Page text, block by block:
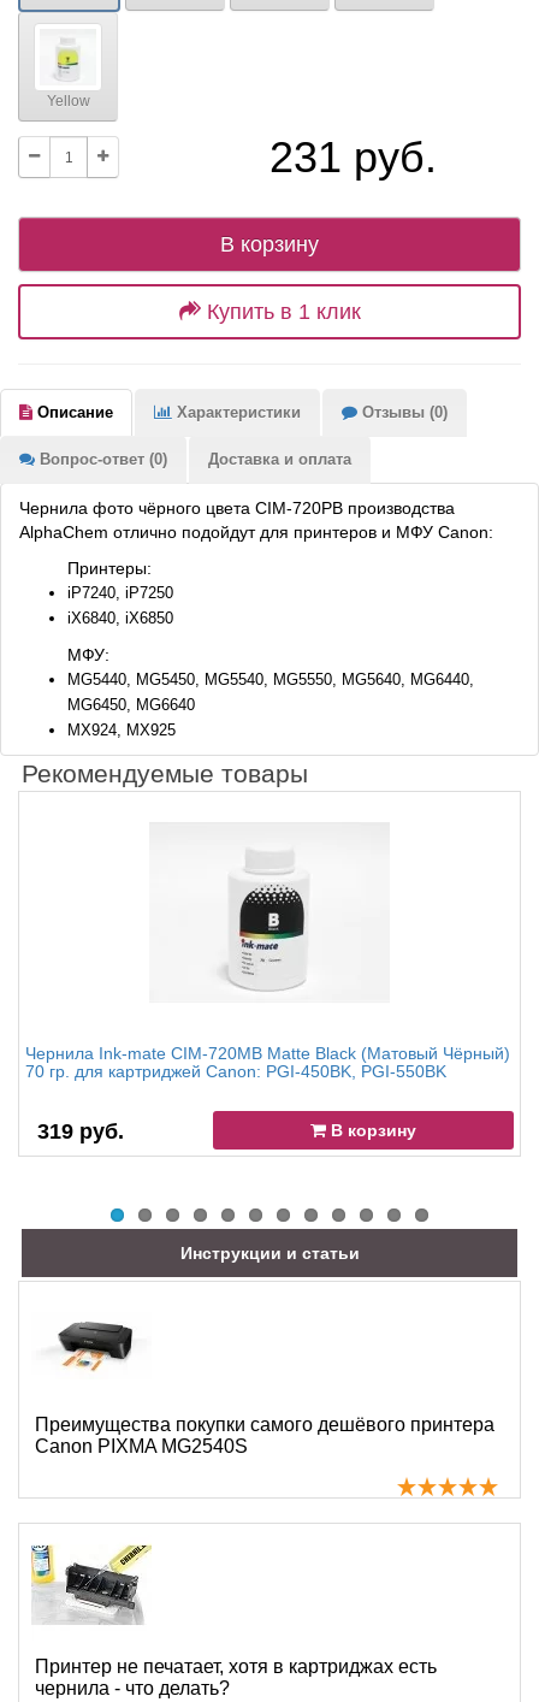
Yellow
231 руб.
В корзину
Купить в 1 клик
Описание Характеристики Отзывы (0)
Вопрос-ответ (0) Доставка и оплата
Чернила фото чёрного цвета CIM-720PB производства
AlphaChem отлично подойдут для принтеров и МФУ Canon:
Принтеры:
iP7240, iP7250
iX6840, iX6850
МФУ:
MG5440, MG5450, MG5540, MG5550, MG5640, MG6440,
MG6450, MG6640
MX924, MX925
Рекомендуемые товары
Чернила Ink-mate CIM-720MB Matte Black (Матовый Чёрный)
70 гр. для картриджей Canon: PGI-450BK, PGI-550BK
319 руб. В корзину
Инструкции и статьи
Преимущества покупки самого дешёвого принтера
Canon PIXMA MG2540S
Принтер не печатает, хотя в картриджах есть
чернила - что делать?